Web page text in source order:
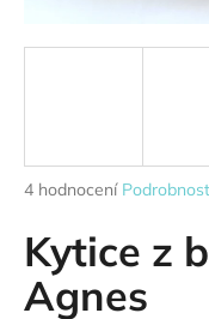
Průměrné
produktu
je
4,5
z
4 hodnocení
Kytice z
Agnes